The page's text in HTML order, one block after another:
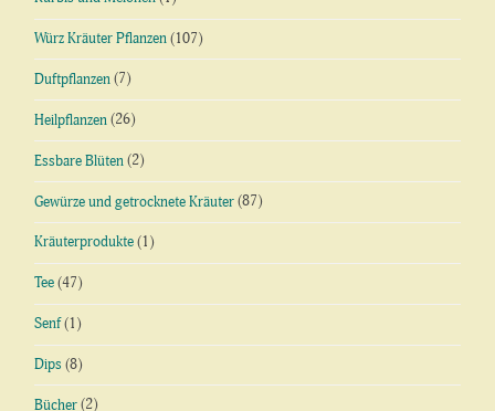
Würz Kräuter Pflanzen (107)
Duftpflanzen (7)
Heilpflanzen (26)
Essbare Blüten (2)
Gewürze und getrocknete Kräuter (87)
Kräuterprodukte (1)
Tee (47)
Senf(1)
Dips (8)
Bücher (2)